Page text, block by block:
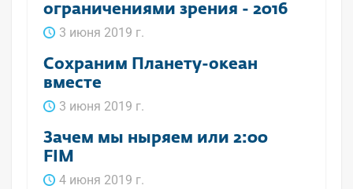
ограничениями зрения - 2016
3 июня 2019 г.
Сохраним Планету-океан
вместе
3 июня 2019 г.
Зачем мы ныряем или 2:00
FIM
4 июня 2019 г.